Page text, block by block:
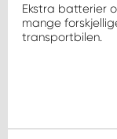
Ekstra batterier
mange
transportbilen.